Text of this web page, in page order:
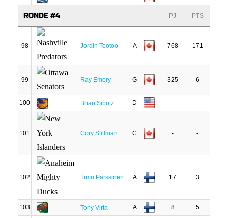
RONDE #4 PJ PTS
98 Jordin Tootoo A 768 171
99 Ray Emery G 325 6
100 Brian Sipotz D - -
101 Cory Stillman C - -
102 Timo Pärssinen A 17 3
103 Tony Virta A 8 5